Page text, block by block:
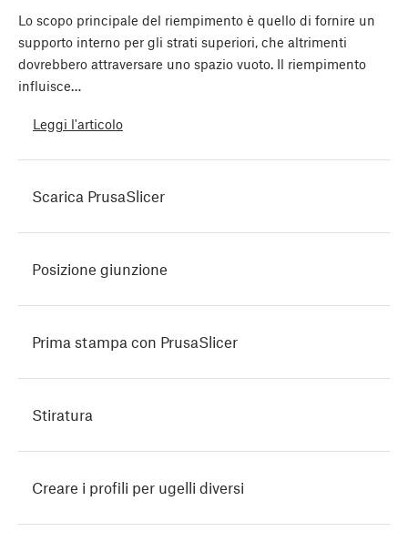
Lo scopo principale del riempimento è quello di fornire un
supporto interno per gli strati superiori, che altrimenti
dovrebbero attraversare uno spazio vuoto. Il riempimento
influisce…
Leggi l'articolo
Scarica PrusaSlicer
Posizione giunzione
Prima stampa con PrusaSlicer
Stiratura
Creare i profili per ugelli diversi